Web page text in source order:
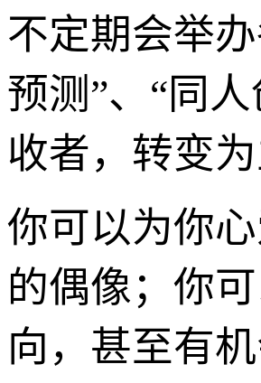
不定期会举
预测”、“同
收者，转变
你可以为你
的偶像；你
向，甚至有